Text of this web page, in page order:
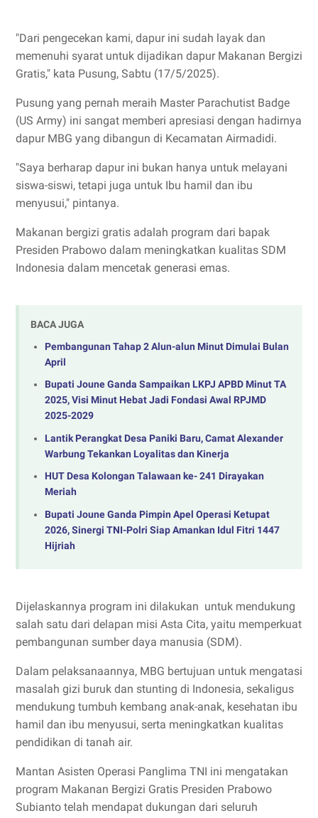
"Dari pengecekan kami, dapur ini sudah layak dan
memenuhi syarat untuk dijadikan dapur Makanan Bergizi
Gratis," kata Pusung, Sabtu (17/5/2025).
Pusung yang pernah meraih Master Parachutist Badge
(US Army) ini sangat memberi apresiasi dengan hadirnya
dapur MBG yang dibangun di Kecamatan Airmadidi.
"Saya berharap dapur ini bukan hanya untuk melayani
siswa-siswi, tetapi juga untuk Ibu hamil dan ibu
menyusui," pintanya.
Makanan bergizi gratis adalah program dari bapak
Presiden Prabowo dalam meningkatkan kualitas SDM
Indonesia dalam mencetak generasi emas.
BACA JUGA
Pembangunan Tahap 2 Alun-alun Minut Dimulai Bulan
April
‎Bupati Joune Ganda Sampaikan LKPJ APBD Minut TA
2025, Visi Minut Hebat Jadi Fondasi Awal RPJMD
2025-2029
Lantik Perangkat Desa Paniki Baru, Camat Alexander
Warbung Tekankan Loyalitas dan Kinerja
HUT Desa Kolongan Talawaan ke- 241 Dirayakan
Meriah
Bupati Joune Ganda Pimpin Apel Operasi Ketupat
2026, Sinergi TNI-Polri Siap Amankan Idul Fitri 1447
Hijriah
Dijelaskannya program ini dilakukan untuk mendukung
salah satu dari delapan misi Asta Cita, yaitu memperkuat
pembangunan sumber daya manusia (SDM).
Dalam pelaksanaannya, MBG bertujuan untuk mengatasi
masalah gizi buruk dan stunting di Indonesia, sekaligus
mendukung tumbuh kembang anak-anak, kesehatan ibu
hamil dan ibu menyusui, serta meningkatkan kualitas
pendidikan di tanah air.
Mantan Asisten Operasi Panglima TNI ini mengatakan
program Makanan Bergizi Gratis Presiden Prabowo
Subianto telah mendapat dukungan dari seluruh